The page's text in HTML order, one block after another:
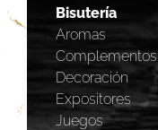
Bisutería
Aromas
Complementos
Decoración
Expositores
Juegos